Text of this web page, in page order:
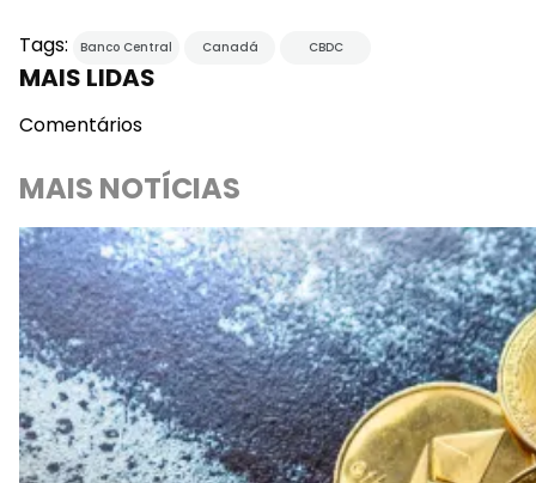
Tags: Banco Central Canadá CBDC
MAIS LIDAS
Comentários
MAIS NOTÍCIAS